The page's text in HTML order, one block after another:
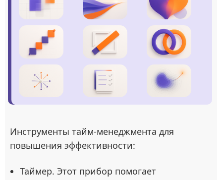
Инструменты тайм-менеджмента для
повышения эффективности:
Таймер. Этот прибор помогает